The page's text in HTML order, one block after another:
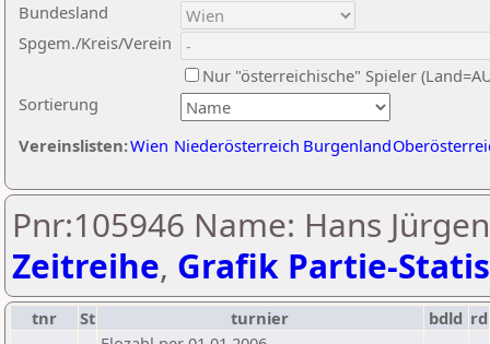
Sortierung
Bundesland
Spgem./Kreis/Verein
Nur "österreichische" Spieler
Vereinslisten:Wien Niederösterreich Burgenland
Pnr:105946 Name: Hans
Zeitreihe, Grafik Partie-
tnr St turnier bdld rd